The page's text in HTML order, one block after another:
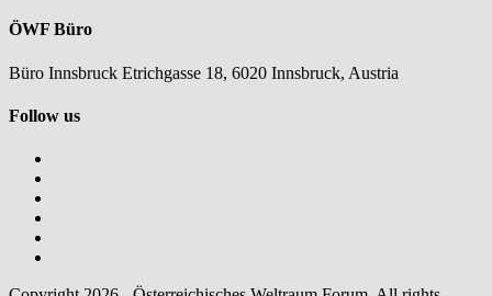
ÖWF Büro
Büro Innsbruck Etrichgasse 18, 6020 Innsbruck, Austria
Follow us